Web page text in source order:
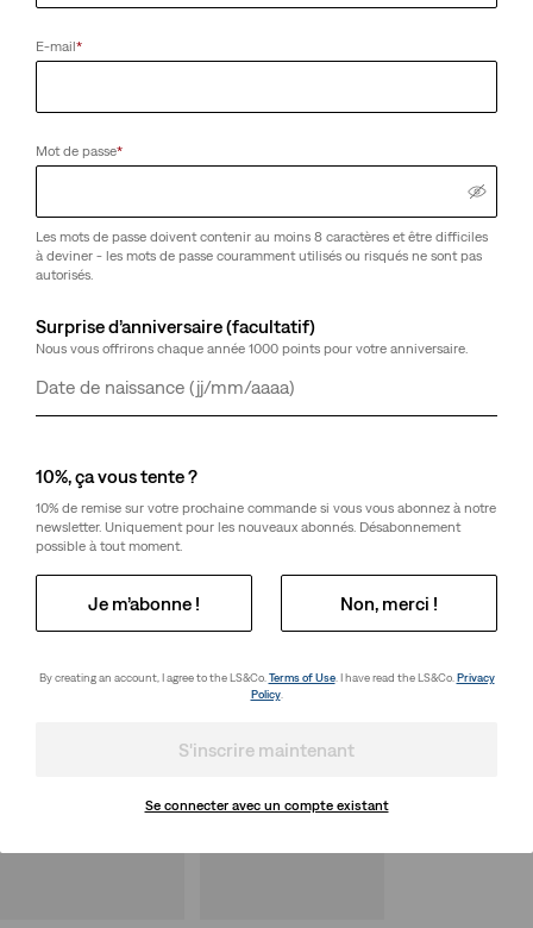
E-mail*
Mot de passe*
Les mots de passe doivent contenir au moins 8 caractères et être difficiles
à deviner - les mots de passe couramment utilisés ou risqués ne sont pas
autorisés.
Surprise d’anniversaire (facultatif)
Nous vous offrirons chaque année 1000 points pour votre anniversaire.
Jour
Mois
Année
10%, ça vous tente ?
10% de remise sur votre prochaine commande si vous vous abonnez à notre
newsletter. Uniquement pour les nouveaux abonnés. Désabonnement
possible à tout moment.
Je m’abonne ! Non, merci !
By creating an account, I agree to the LS&Co. Terms of Use. I have read the LS&Co. Privacy
Policy.
S'inscrire maintenant
Se connecter avec un compte existant